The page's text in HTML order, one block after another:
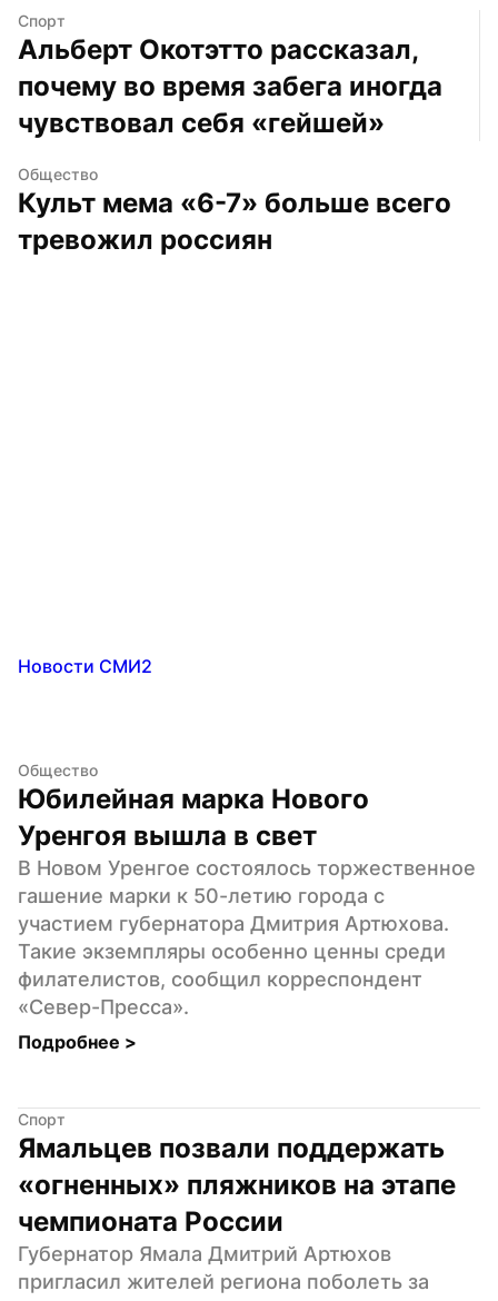
Спорт
Альберт Окотэтто рассказал,
почему во время забега иногда
чувствовал себя «гейшей»
Общество
Культ мема «6-7» больше всего
тревожил россиян
Новости СМИ2
Общество
Юбилейная марка Нового
Уренгоя вышла в свет
В Новом Уренгое состоялось торжественное
гашение марки к 50-летию города с
участием губернатора Дмитрия Артюхова.
Такие экземпляры особенно ценны среди
филателистов, сообщил корреспондент
«Север-Пресса».
Подробнее >
Спорт
Ямальцев позвали поддержать
«огненных» пляжников на этапе
чемпионата России
Губернатор Ямала Дмитрий Артюхов
пригласил жителей региона поболеть за